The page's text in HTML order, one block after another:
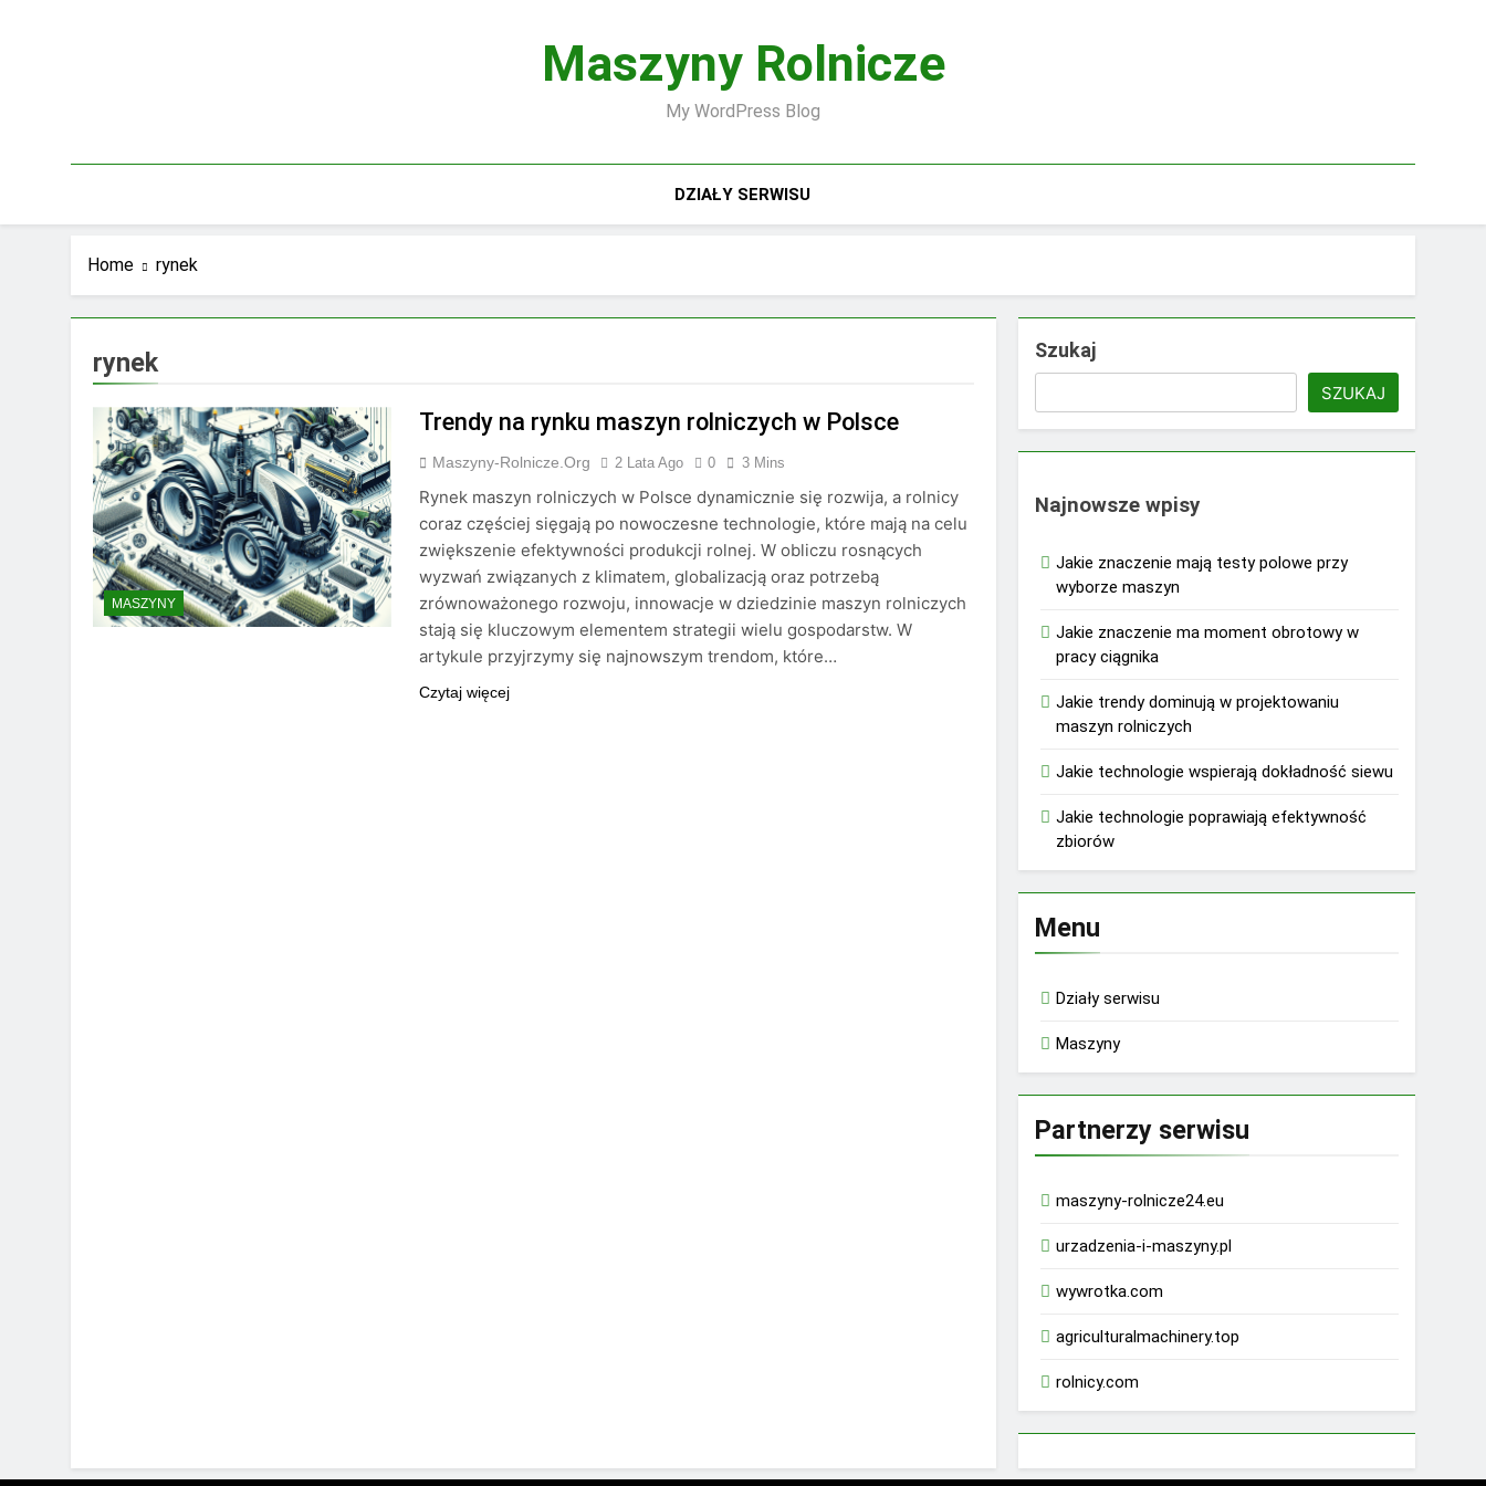
Maszyny Rolnicze
My WordPress Blog
DZIAŁY SERWISU
Home rynek
rynek
MASZYNY
Trendy na rynku maszyn rolniczych w Polsce
Maszyny-Rolnicze.org 2 Lata Ago 0 3 Mins
Rynek maszyn rolniczych w Polsce dynamicznie się rozwija, a rolnicy
coraz częściej sięgają po nowoczesne technologie, które mają na celu
zwiększenie efektywności produkcji rolnej. W obliczu rosnących
wyzwań związanych z klimatem, globalizacją oraz potrzebą
zrównoważonego rozwoju, innowacje w dziedzinie maszyn rolniczych
stają się kluczowym elementem strategii wielu gospodarstw. W
artykule przyjrzymy się najnowszym trendom, które…
Czytaj więcej
Szukaj
SZUKAJ
Najnowsze wpisy
Jakie znaczenie mają testy polowe przy
wyborze maszyn
Jakie znaczenie ma moment obrotowy w
pracy ciągnika
Jakie trendy dominują w projektowaniu
maszyn rolniczych
Jakie technologie wspierają dokładność siewu
Jakie technologie poprawiają efektywność
zbiorów
Menu
Działy serwisu
Maszyny
Partnerzy serwisu
maszyny-rolnicze24.eu
urzadzenia-i-maszyny.pl
wywrotka.com
agriculturalmachinery.top
rolnicy.com
rhino 9000 male enhancement pills reviews